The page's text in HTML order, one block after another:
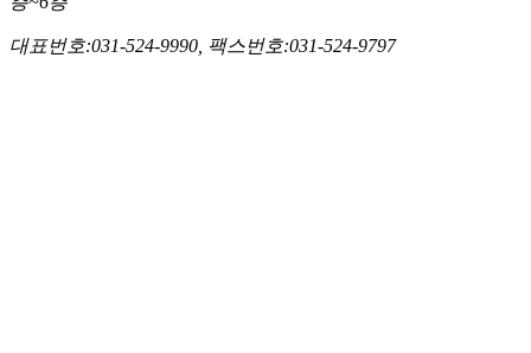
대표번호:031-524-9990, 팩스번호:031-524-9797